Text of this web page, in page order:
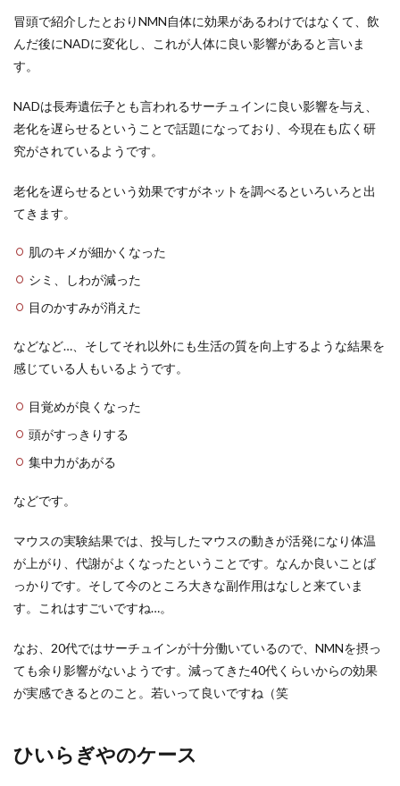
冒頭で紹介したとおりNMN自体に効果があるわけではなくて、飲
んだ後にNADに変化し、これが人体に良い影響があると言いま
す。
NADは長寿遺伝子とも言われるサーチュインに良い影響を与え、
老化を遅らせるということで話題になっており、今現在も広く研
究がされているようです。
老化を遅らせるという効果ですがネットを調べるといろいろと出
てきます。
肌のキメが細かくなった
シミ、しわが減った
目のかすみが消えた
などなど…、そしてそれ以外にも生活の質を向上するような結果を
感じている人もいるようです。
目覚めが良くなった
頭がすっきりする
集中力があがる
などです。
マウスの実験結果では、投与したマウスの動きが活発になり体温
が上がり、代謝がよくなったということです。なんか良いことば
っかりです。そして今のところ大きな副作用はなしと来ていま
す。これはすごいですね…。
なお、20代ではサーチュインが十分働いているので、NMNを摂っ
ても余り影響がないようです。減ってきた40代くらいからの効果
が実感できるとのこと。若いって良いですね（笑
ひいらぎやのケース